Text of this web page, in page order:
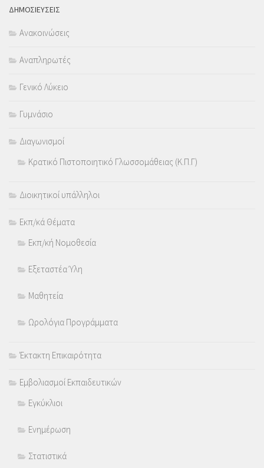
ΔΗΜΟΣΙΕΥΣΕΙΣ
Ανακοινώσεις
Αναπληρωτές
Γενικό Λύκειο
Γυμνάσιο
Διαγωνισμοί
Κρατικό Πιστοποιητικό Γλωσσομάθειας (Κ.Π.Γ)
Διοικητικοί υπάλληλοι
Εκπ/κά Θέματα
Εκπ/κή Νομοθεσία
Εξεταστέα Ύλη
Μαθητεία
Ωρολόγια Προγράμματα
Έκτακτη Επικαιρότητα
Εμβολιασμοί Εκπαιδευτικών
Εγκύκλιοι
Ενημέρωση
Στατιστικά